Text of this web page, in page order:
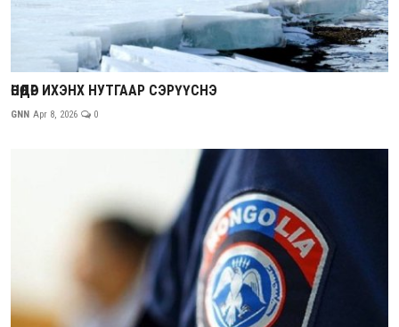
ӨНӨӨДӨР ИХЭНХ НУТГААР СЭРҮҮСНЭ
GNN Apr 8, 2026 0